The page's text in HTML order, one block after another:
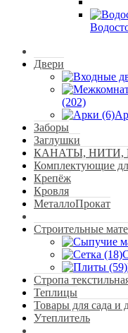
Двери
(202)
Заборы
Заглушки
КАНАТЫ,
Комплектующие
Крепёж
Кровля
МеталлоПрокат
Строительные
Стропа
Теплицы
Товары для сада и
Утеплитель